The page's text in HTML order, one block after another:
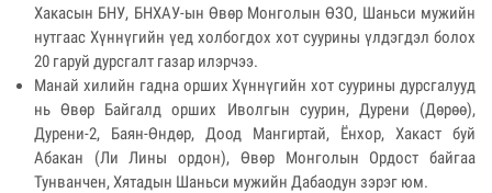
Хакасын БНУ, БНХАУ-ын Өвөр Монголын ӨЗО, Шаньси мужийн
нутгаас Хүннүгийн үед холбогдох хот суурины үлдэгдэл болох
20 гаруй дурсгалт газар илэрчээ.
Манай хилийн гадна орших Хүннүгийн хот суурины дурсгалууд
нь Өвөр Байгалд орших Иволгын суурин, Дурени (Дөрөө),
Дурени-2, Баян-Өндөр, Доод Мангиртай, Ёнхор, Хакаст буй
Абакан (Ли Лины ордон), Өвөр Монголын Ордост байгаа
Тунванчен, Хятадын Шаньси мужийн Дабаодун зэрэг юм.